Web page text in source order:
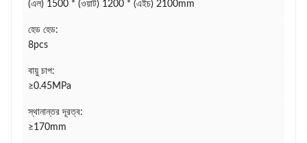
(এল) 1500 * (ওয়াট) 1200 * (এইচ) 2100mm
হেড হেড:
8pcs
বায়ু চাপ:
≥0.45MPa
স্থানান্তর দূরত্ব:
≥170mm